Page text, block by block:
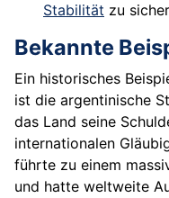
Stabilität zu
Bekannte
Ein historisches
ist die argentinische
das Land seine
internationalen
führte zu einem
und hatte weltweite